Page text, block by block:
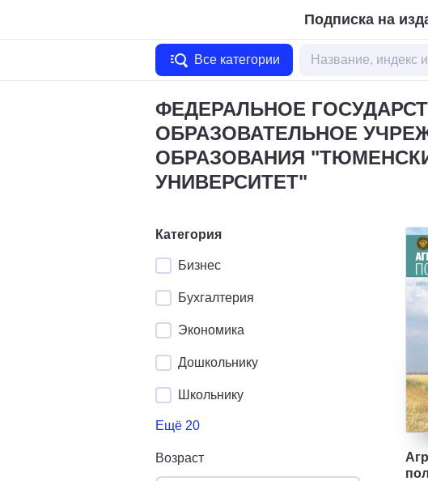
Подписка на
Все категории
ФЕДЕРАЛЬНОЕ
ОБРАЗОВАТЕЛЬНОЕ
ОБРАЗОВАНИЯ
УНИВЕРСИТЕТ"
Категория
Бизнес
Бухгалтерия
Экономика
Дошкольнику
Школьнику
Ещё 20
Возраст